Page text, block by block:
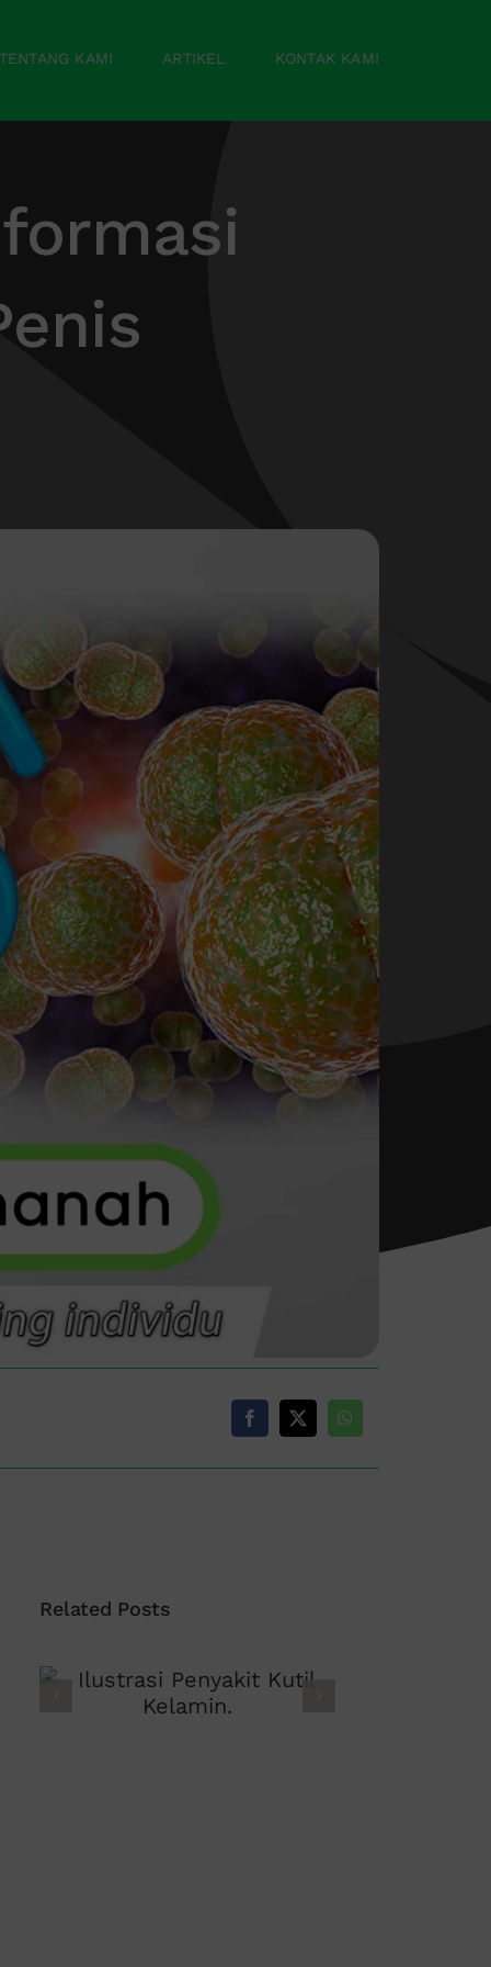
KAMI ARTIKEL KONTAK KAMI
Related Posts